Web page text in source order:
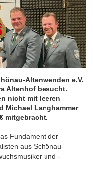
Altenwenden e.V.
Altenhof besucht.
nicht mit leeren
Michael Langhammer
mitgebracht.
Fundament der
aus Schönau-
und -